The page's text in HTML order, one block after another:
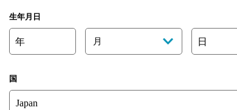
埼玉県のバー検索
生年月日
年 月 日
国